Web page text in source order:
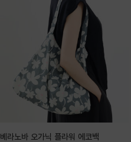
베라노바 오가닉 플라워 에코백